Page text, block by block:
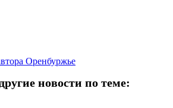
Оренбуржье
новости по теме: